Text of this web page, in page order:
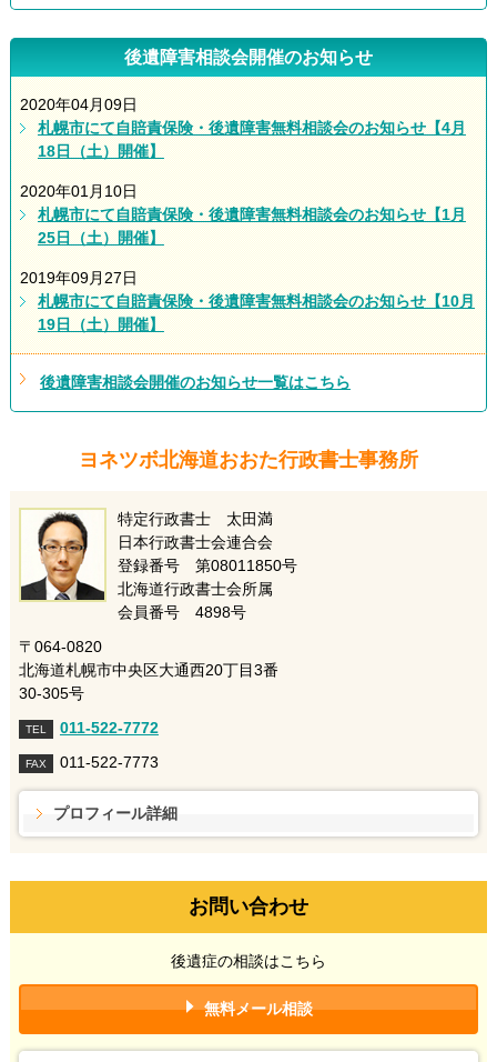
後遺障害相談会開催のお知らせ
2020年04月09日
札幌市にて自賠責保険・後遺障害無料相談会のお知らせ【4月
18日（土）開催】
2020年01月10日
札幌市にて自賠責保険・後遺障害無料相談会のお知らせ【1月
25日（土）開催】
2019年09月27日
札幌市にて自賠責保険・後遺障害無料相談会のお知らせ【10月
19日（土）開催】
後遺障害相談会開催のお知らせ一覧はこちら
ヨネツボ北海道おおた行政書士事務所
特定行政書士 太田満
日本行政書士会連合会
登録番号 第08011850号
北海道行政書士会所属
会員番号 4898号
〒064-0820
北海道札幌市中央区大通西20丁目3番
30-305号
TEL 011-522-7772
FAX 011-522-7773
プロフィール詳細
お問い合わせ
後遺症の相談はこちら
無料メール相談